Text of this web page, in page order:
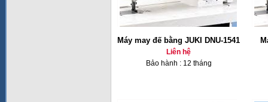
Máy may đế bằng JUKI DNU-1541
Liên hệ
Bảo hành : 12 tháng